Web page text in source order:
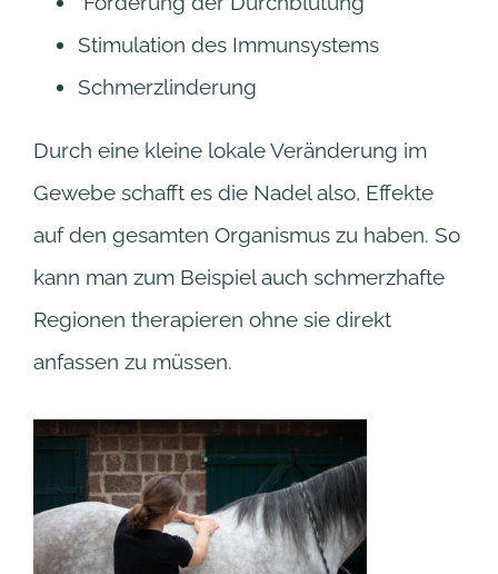
Stimulation des Immunsystems
Schmerzlinderung
Durch eine kleine lokale Veränderung im
Gewebe schafft es die Nadel also, Effekte
auf den gesamten Organismus zu haben. So
kann man zum Beispiel auch schmerzhafte
Regionen therapieren ohne sie direkt
anfassen zu müssen.